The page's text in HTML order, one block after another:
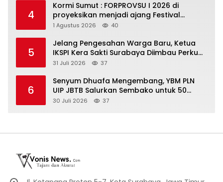
4
Kormi Sumut : FORPROVSU I 2026 di
proyeksikan menjadi ajang Festival
Olahraga Masyarakat dengan Pegiat
1 Agustus 2026 40
5
Jelang Pengesahan Warga Baru, Ketua
IKSPI Kera Sakti Surabaya Diimbau Perkuat
Pembinaan dan Jaga Kondusivitas
31 Juli 2026 37
6
Senyum Dhuafa Mengembang, YBM PLN
UIP JBTB Salurkan Sembako untuk 50
Mustahik di Sidoarjo
30 Juli 2026 37